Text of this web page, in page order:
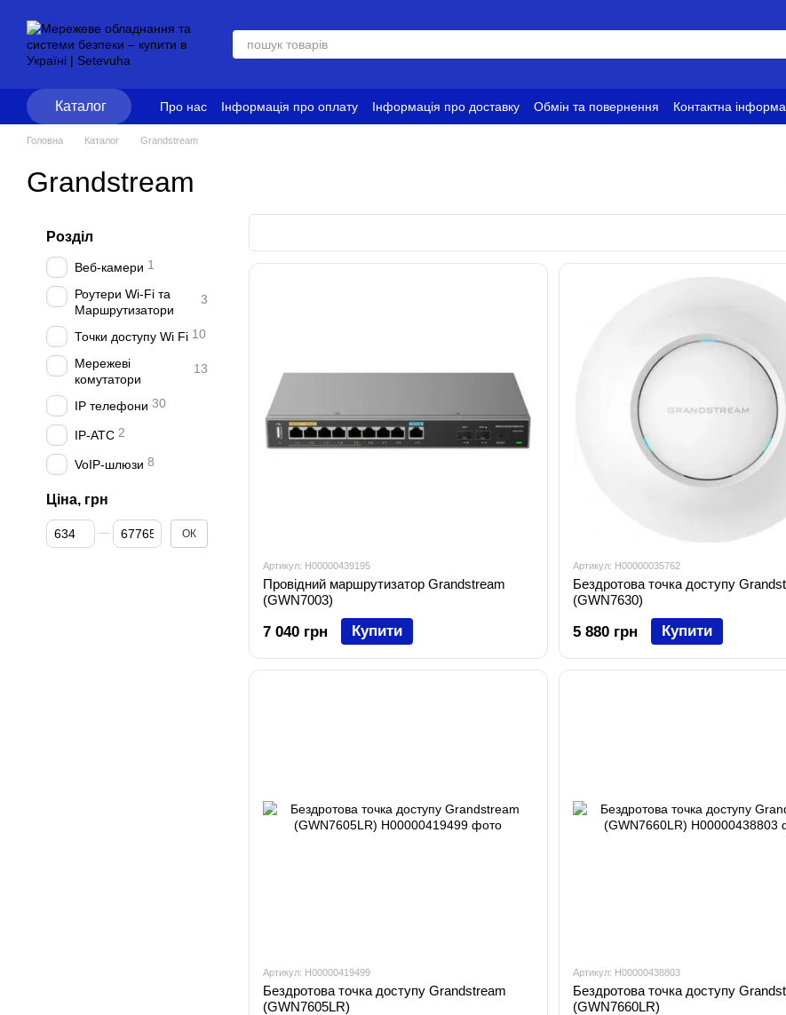
Каталог Про нас Інформація про оплату Інформація про доставку Обмін та повернення Контактна
Блог
Політика конфіденційності Умови використання
Головна Каталог Grandstream
Grandstream
Артикул: H00000439195
Провідний маршрутизатор Grandstream
(GWN7003)
7 040 грн Купити
Артикул: H00000035762
Бездротова точка доступу
(GWN7630)
5 880 грн Купити
Артикул: H00000419499
Бездротова точка доступу Grandstream
(GWN7605LR)
Артикул: H00000438803
Бездротова точка доступу
(GWN7660LR)
Розділ
Веб-камери 1
Роутери Wi-Fi та
Маршрутизатори
3
Точки доступу Wi Fi 10
Мережеві
комутатори
13
IP телефони 30
IP-АТС 2
VoIP-шлюзи 8
Ціна, грн
Від Ціна, грн
До Ціна, грн ОК